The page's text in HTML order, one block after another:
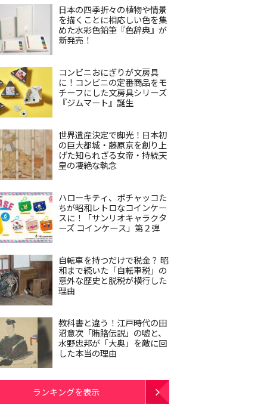
日本の四季折々の植物や情景
を描くことに相応しい色を集
めた水彩色鉛筆『色辞典』が
新発売！
コンビニおにぎりが文房具
に！コンビニの定番商品をモ
チーフにした文房具シリーズ
『ジムマート』誕生
世界遺産決定で脚光！日本初
の巨大都城・藤原京を創り上
げた知られざる女帝・持統天
皇の凄絶な執念
ハローキティ、ポチャッコた
ちが昭和レトロなコインケー
スに！「サンリオキャラクタ
ーズ コインケース」第２弾
自転車を持つだけで税金？ 昭
和まで続いた「自転車税」の
意外な歴史と脱税が横行した
理由
教科書と違う！江戸時代の田
沼意次「賄賂伝説」の嘘と、
水野忠邦が「大奥」を敵に回
した本当の理由
ランキングを表示